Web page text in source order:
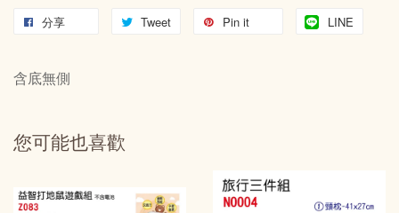
分享 Tweet Pin it LINE
含底無側
您可能也喜歡